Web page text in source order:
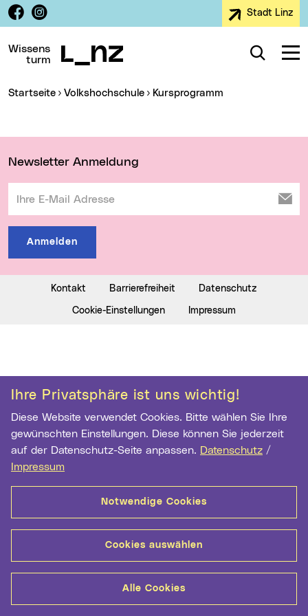
Zur Navigation
Zum Inhalt
Zur Suche
Ihre Privatsphäre ist uns wichtig!
Diese Website verwendet Cookies. Bitte wählen Sie Ihre
gewünschten Einstellungen. Diese können Sie jederzeit
auf der Datenschutz-Seite anpassen. Datenschutz /
Impressum
Notwendige Cookies
Cookies auswählen
Alle Cookies
Facebook
Instagram Stadt Linz
Wissens
turm
Suche
Sie sind hier:
Startseite Volkshochschule Kursprogramm
Newsletter Anmeldung
Anmelden
Kontakt Barrierefreiheit Datenschutz
Cookie-Einstellungen Impressum